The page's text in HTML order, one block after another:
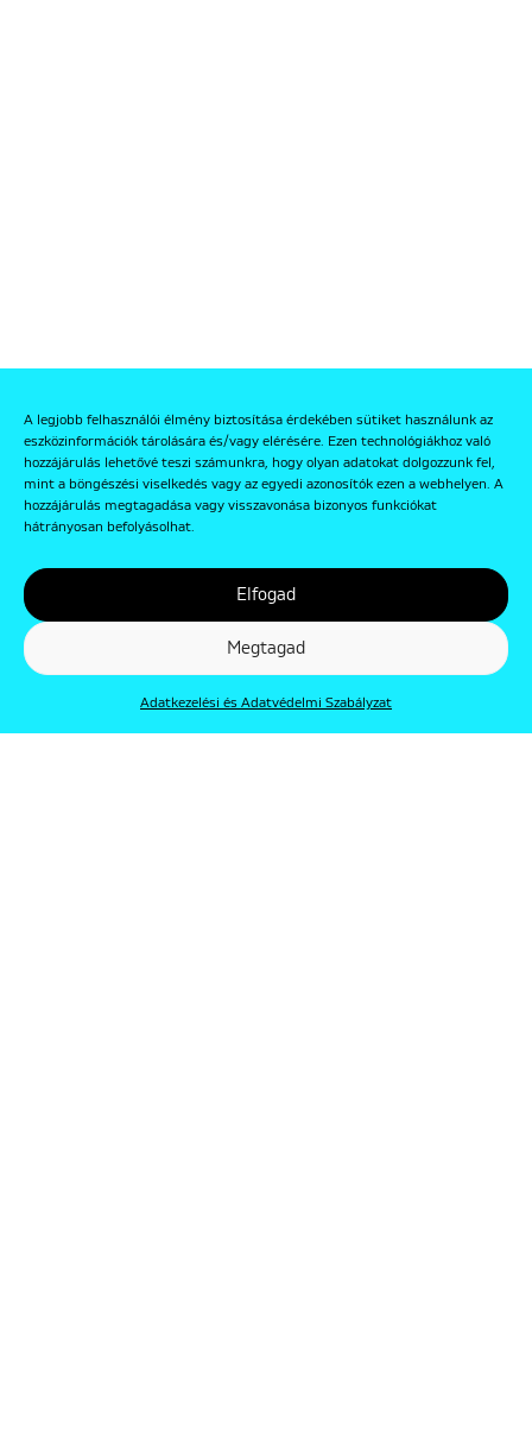
A legjobb felhasználói élmény biztosítása érdekében sütiket használunk az
eszközinformációk tárolására és/vagy elérésére. Ezen technológiákhoz való
hozzájárulás lehetővé teszi számunkra, hogy olyan adatokat dolgozzunk fel,
mint a böngészési viselkedés vagy az egyedi azonosítók ezen a webhelyen. A
hozzájárulás megtagadása vagy visszavonása bizonyos funkciókat
hátrányosan befolyásolhat.
Elfogad
Megtagad
Adatkezelési és Adatvédelmi Szabályzat